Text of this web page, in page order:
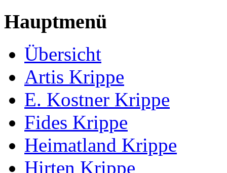
Hauptmenü
Übersicht
Artis Krippe
E. Kostner Krippe
Fides Krippe
Heimatland Krippe
Hirten Krippe